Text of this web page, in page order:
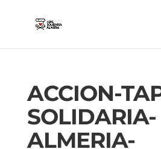
ACCION-
SOLIDARIA-
ALMERIA-